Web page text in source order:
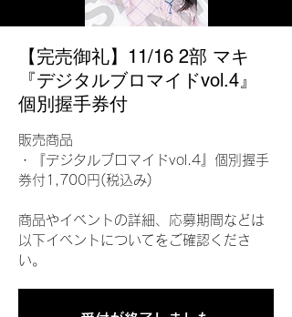
【完売御礼】11/16 2部 マキ
『デジタルブロマイドvol.4』
個別握手券付
販売商品
・『デジタルブロマイドvol.4』個別握手
券付1,700円(税込み)
商品やイベントの詳細、応募期間などは
以下イベントについてをご確認くださ
い。